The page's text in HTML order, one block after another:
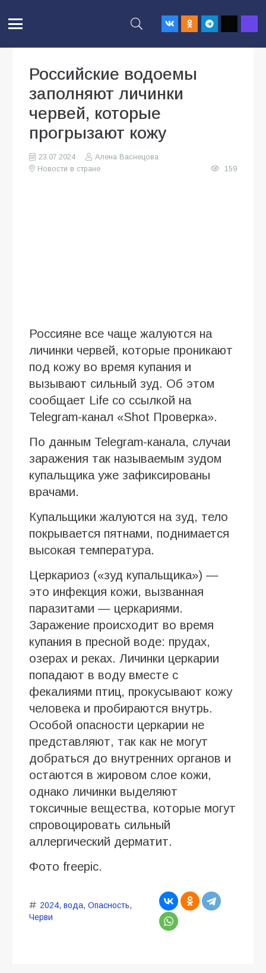
Российские водоемы
заполняют личинки
червей, которые
прогрызают кожу
23.07.2024
Алена Васнецова
Новости в стране
159
Россияне все чаще жалуются на
личинки червей, которые проникают
под кожу во время купания и
вызывают сильный зуд. Об этом
сообщает Life со ссылкой на
Telegram-канал «Shot Проверка».
По данным Telegram-канала, случаи
заражения так называемым зудом
купальщика уже зафиксированы
врачами.
Купальщики жалуются на зуд, тело
покрывается пятнами, поднимается
высокая температура.
Церкариоз («зуд купальщика») —
это инфекция кожи, вызванная
паразитами — церкариями.
Заражение происходит во время
купания в пресной воде: прудах,
озерах и реках. Личинки церкарии
попадают в воду вместе с
фекалиями птиц, прокусывают кожу
человека и пробираются внутрь.
Особой опасности церкарии не
представляют, так как не могут
добраться до внутренних органов и
остаются в жировом слое кожи,
однако личинки выделяют
токсичные вещества, которые могут
спровоцировать сильный
аллергический дерматит.
Фото freepic.
2024, вода, Опасность,
Черви